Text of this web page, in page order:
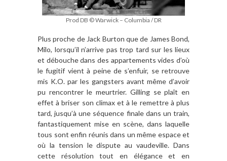
Prod DB © Warwick – Columbia / DR
Plus proche de Jack Burton que de James Bond,
Milo, lorsqu’il n’arrive pas trop tard sur les lieux
et débouche dans des appartements vides d’où
le fugitif vient à peine de s’enfuir, se retrouve
mis K.O. par les gangsters avant même d’avoir
pu rencontrer le meurtrier. Gilling se plaît en
effet à briser son climax et à le remettre à plus
tard, jusqu’à une séquence finale dans un train,
fantastiquement mise en scène, dans laquelle
tous sont enfin réunis dans un même espace et
où la tension le dispute au vaudeville. Dans
cette résolution tout en élégance et en